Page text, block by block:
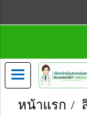
หน้าแรก